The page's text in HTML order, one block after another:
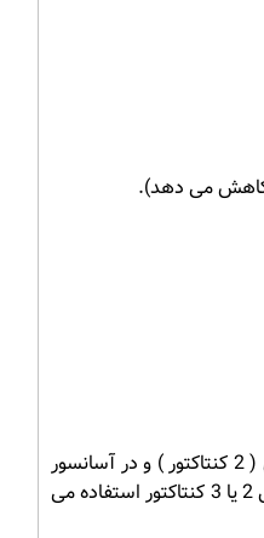
کاهش می دهد).
شروع به حرکت موتور اسانسور بر عهده مدار 380 ولت است. این مدار در آسانسور های قدیمی یک سرعته شامل ( 2 کنتاکتور ) و در آسانسور
های جدید دو سرعته شامل ( 4 کنتاکتور ) است. و یا مدل های جدید تر که دارای کنترل دور موتور می باشند شامل 2 یا 3 کنتاکتور استفاده می